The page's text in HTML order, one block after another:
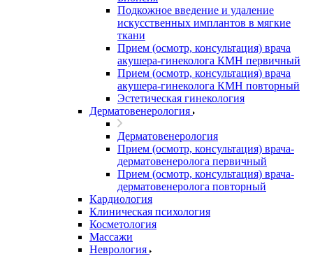
Подкожное введение и удаление
искусственных имплантов в мягкие
ткани
Прием (осмотр, консультация) врача
акушера-гинеколога КМН первичный
Прием (осмотр, консультация) врача
акушера-гинеколога КМН повторный
Эстетическая гинекология
Дерматовенерология
Дерматовенерология
Прием (осмотр, консультация) врача-
дерматовенеролога первичный
Прием (осмотр, консультация) врача-
дерматовенеролога повторный
Кардиология
Клиническая психология
Косметология
Массажи
Неврология